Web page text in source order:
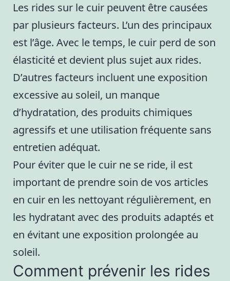
Les rides sur le cuir peuvent être causées
par plusieurs facteurs. L’un des principaux
est l’âge. Avec le temps, le cuir perd de son
élasticité et devient plus sujet aux rides.
D’autres facteurs incluent une exposition
excessive au soleil, un manque
d’hydratation, des produits chimiques
agressifs et une utilisation fréquente sans
entretien adéquat.
Pour éviter que le cuir ne se ride, il est
important de prendre soin de vos articles
en cuir en les nettoyant régulièrement, en
les hydratant avec des produits adaptés et
en évitant une exposition prolongée au
soleil.
Comment prévenir les rides